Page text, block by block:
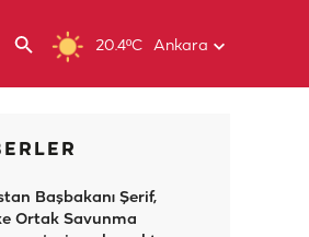
20.4ºC Ankara
Başbakanı Şerif,
Ortak Savunma